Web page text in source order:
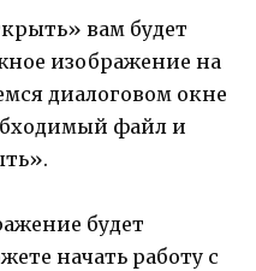
вам будет
изображение на
диалоговом окне
файл и
будет
начать работу с